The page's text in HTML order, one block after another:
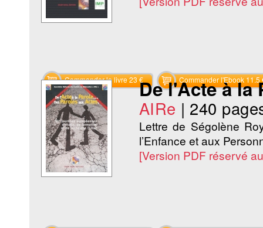
Commander le livre 23 € Commander l'Ebook 11.5
De l'Acte à la
AIRe | 240
Lettre de Ségolène
l’Enfance et aux
[Version PDF réservé